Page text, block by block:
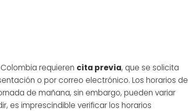
requieren cita previa, que se solicita
o por correo electrónico. Los horarios de
de mañana, sin embargo, pueden variar
es imprescindible verificar los horarios